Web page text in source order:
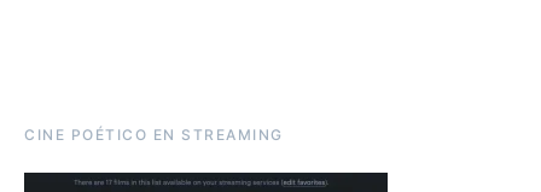
CINE POÉTICO EN STREAMING